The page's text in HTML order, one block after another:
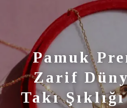
Pamuk
Zarif
Takı